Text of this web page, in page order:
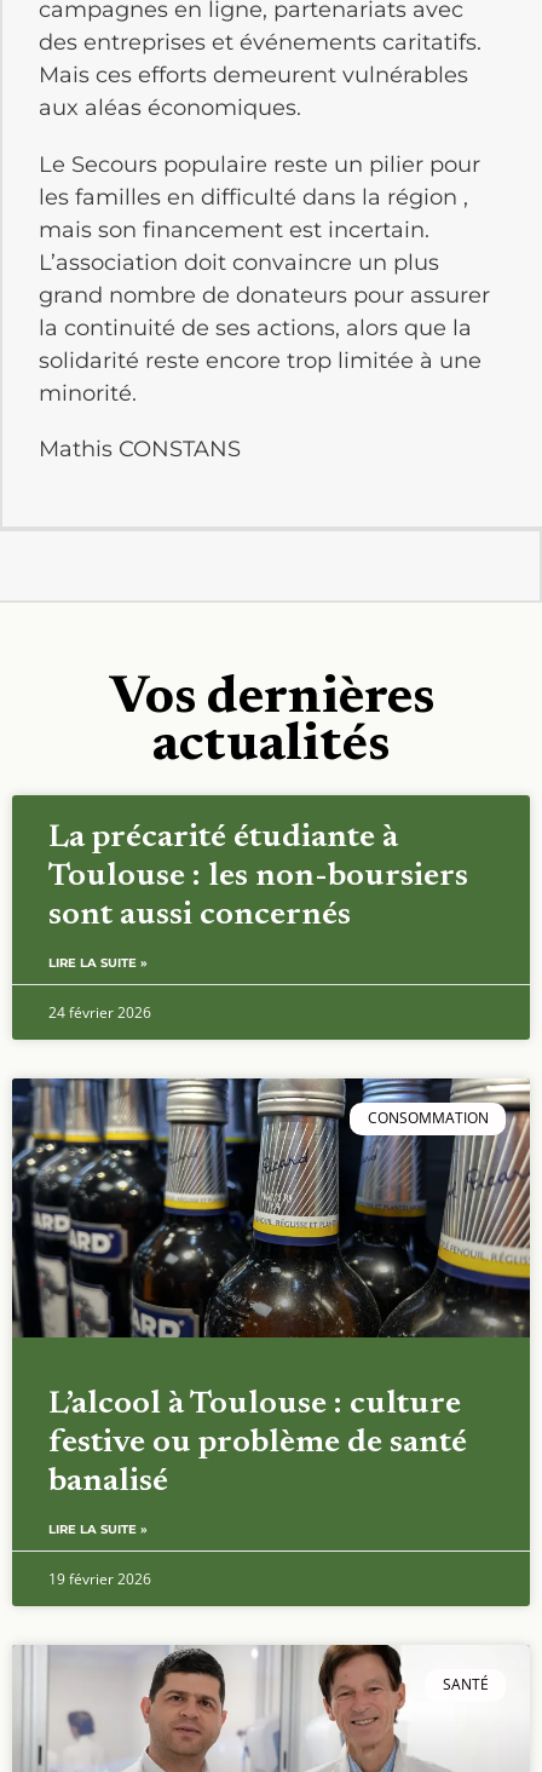
campagnes en ligne, partenariats avec
des entreprises et événements caritatifs.
Mais ces efforts demeurent vulnérables
aux aléas économiques.
Le Secours populaire reste un pilier pour
les familles en difficulté dans la région ,
mais son financement est incertain.
L’association doit convaincre un plus
grand nombre de donateurs pour assurer
la continuité de ses actions, alors que la
solidarité reste encore trop limitée à une
minorité.
Mathis CONSTANS
Vos dernières
actualités
La précarité étudiante à
Toulouse : les non-boursiers
sont aussi concernés
LIRE LA SUITE »
24 février 2026
CONSOMMATION
L’alcool à Toulouse : culture
festive ou problème de santé
banalisé
LIRE LA SUITE »
19 février 2026
SANTÉ